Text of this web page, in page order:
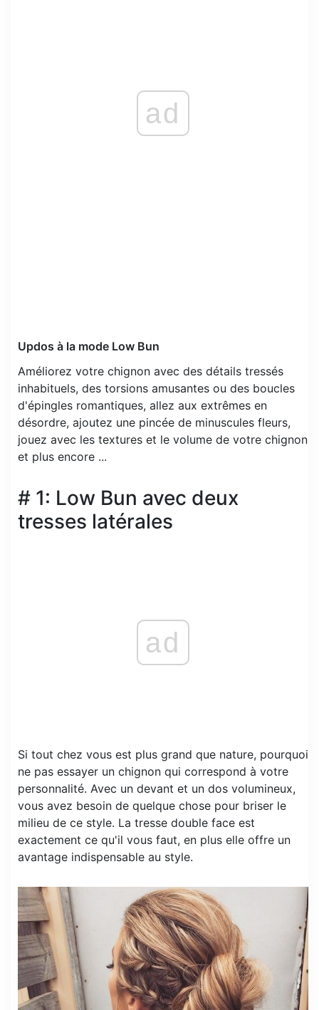
ad
Updos à la mode Low Bun
Améliorez votre chignon avec des détails tressés
inhabituels, des torsions amusantes ou des boucles
d'épingles romantiques, allez aux extrêmes en
désordre, ajoutez une pincée de minuscules fleurs,
jouez avec les textures et le volume de votre chignon
et plus encore ...
# 1: Low Bun avec deux
tresses latérales
ad
Si tout chez vous est plus grand que nature, pourquoi
ne pas essayer un chignon qui correspond à votre
personnalité. Avec un devant et un dos volumineux,
vous avez besoin de quelque chose pour briser le
milieu de ce style. La tresse double face est
exactement ce qu'il vous faut, en plus elle offre un
avantage indispensable au style.